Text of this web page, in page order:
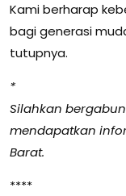
Kami berharap
bagi generasi
tutupnya.
*
Silahkan
mendapatkan
Barat.
****